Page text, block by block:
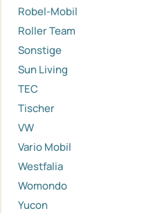
Robel-Mobil
Roller Team
Sonstige
Sun Living
TEC
Tischer
VW
Vario Mobil
Westfalia
Womondo
Yucon